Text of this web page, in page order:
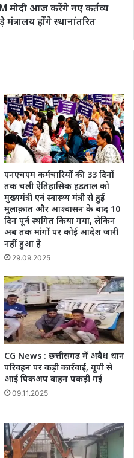
मोदी आज करेंगे नए कर्तव्य
होंगे स्थानांतरित
एनएचएम कर्मचारियों की 33 दिनों
तक चली ऐतिहासिक हड़ताल को
मुख्यमंत्री एवं स्वास्थ्य मंत्री से हुई
मुलाक़ात और आश्वासन के बाद 10
दिन पूर्व स्थगित किया गया, लेकिन
अब तक मांगों पर कोई आदेश जारी
नहीं हुआ है
29.09.2025
CG News : छत्तीसगढ़ में अवैध धान
परिवहन पर कड़ी कार्रवाई, यूपी से
आई पिकअप वाहन पकड़ी गई
09.11.2025